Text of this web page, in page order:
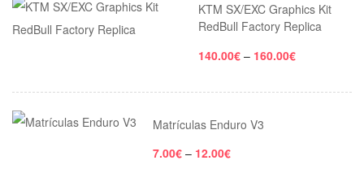
KTM SX/EXC Graphics Kit
RedBull Factory Replica
140.00€ – 160.00€
Matrículas Enduro V3
7.00€ – 12.00€